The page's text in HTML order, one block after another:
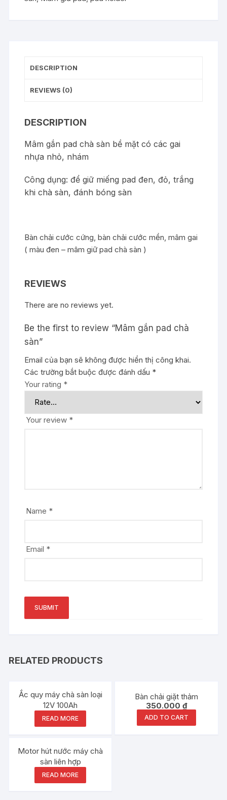
DESCRIPTION
REVIEWS (0)
DESCRIPTION
Mâm gắn pad chà sàn bề mặt có các gai
nhựa nhỏ, nhám
Công dụng: để giữ miếng pad đen, đỏ, trắng
khi chà sàn, đánh bóng sàn
Bàn chải cước cứng, bàn chải cước mền, mâm gai
( màu đen – mâm giữ pad chà sàn )
REVIEWS
There are no reviews yet.
Be the first to review “Mâm gắn pad chà
sàn”
Email của bạn sẽ không được hiển thị công khai.
Các trường bắt buộc được đánh dấu *
Your rating *
Your review *
Name *
Email *
RELATED PRODUCTS
Ắc quy máy chà sàn loại
12V 100Ah
READ MORE
Bàn chải giặt thảm
350.000₫
ADD TO CART
Motor hút nước máy chà
sàn liên hợp
READ MORE